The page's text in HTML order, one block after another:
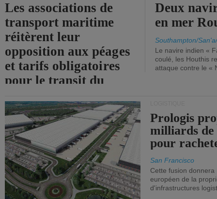
Les associations de
transport maritime
réitèrent leur
opposition aux péages
et tarifs obligatoires
pour le transit du
Deux
en mer
Southampton/
Le navire indien «
coulé, les Houthis
attaque contre le «
Prologis
milliards
pour
San Francisco
Cette fusion
européen de la
d'infrastructures